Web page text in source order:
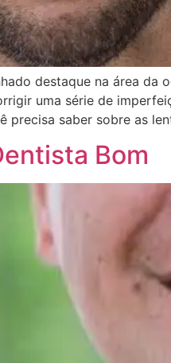
destaque na área
uma série de
precisa saber sobre as
Bom